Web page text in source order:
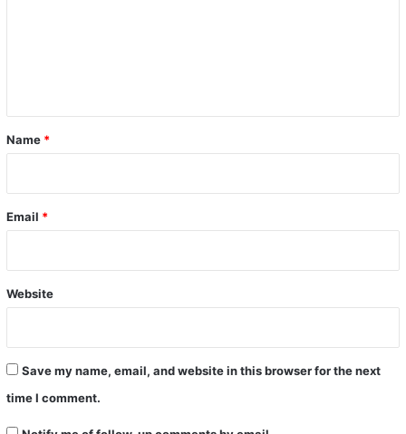
*
Name *
Email *
Website
Save my name, email, and website in this browser for the next
time I comment.